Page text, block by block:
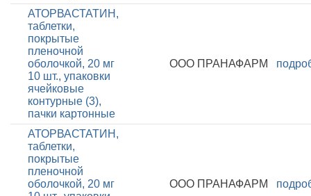
АТОРВАСТАТИН,
таблетки,
покрытые
пленочной
оболочкой, 20 мг
10 шт., упаковки
ячейковые
контурные (3),
пачки картонные
ООО ПРАНАФАРМ
АТОРВАСТАТИН,
таблетки,
покрытые
пленочной
оболочкой, 20 мг
ООО ПРАНАФАРМ